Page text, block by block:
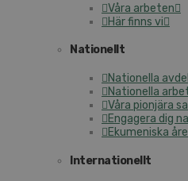
Våra arbeten
Här finns vi
Nationellt
Nationella
Nationella
Våra pionjära
Engagera dig
Ekumeniska
Internationellt